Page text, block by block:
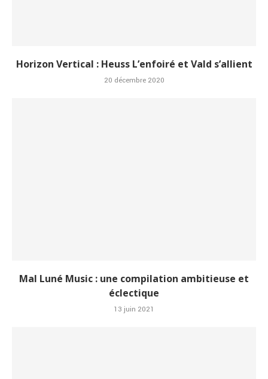
Horizon Vertical : Heuss L’enfoiré et Vald s’allient
20 décembre 2020
Mal Luné Music : une compilation ambitieuse et
éclectique
13 juin 2021